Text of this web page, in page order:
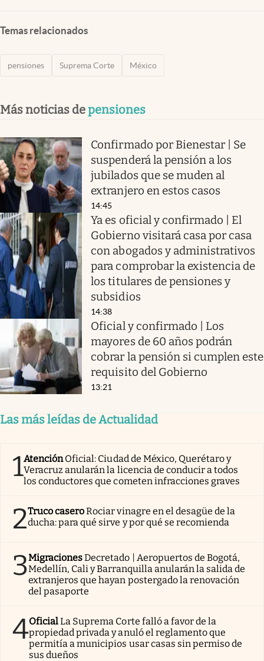
Temas relacionados
pensiones Suprema Corte México
Más noticias depensiones
Confirmado por Bienestar | Se
suspenderá la pensión a los
jubilados que se muden al
extranjero en estos casos
14:45
Ya es oficial y confirmado | El
Gobierno visitará casa por casa
con abogados y administrativos
para comprobar la existencia de
los titulares de pensiones y
subsidios
14:38
Oficial y confirmado | Los
mayores de 60 años podrán
cobrar la pensión si cumplen este
requisito del Gobierno
13:21
Las más leídas de Actualidad
1AtenciónOficial: Ciudad de México, Querétaro y
Veracruz anularán la licencia de conducir a todos
los conductores que cometen infracciones graves
2Truco caseroRociar vinagre en el desagüe de la
ducha: para qué sirve y por qué se recomienda
3MigracionesDecretado | Aeropuertos de Bogotá,
Medellín, Cali y Barranquilla anularán la salida de
extranjeros que hayan postergado la renovación
del pasaporte
4OficialLa Suprema Corte falló a favor de la
propiedad privada y anuló el reglamento que
permitía a municipios usar casas sin permiso de
sus dueños